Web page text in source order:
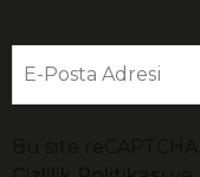
E-Posta Adresi